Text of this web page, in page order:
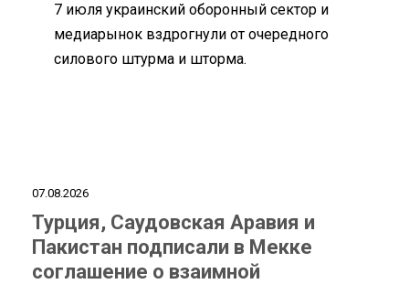
7 июля украинский оборонный сектор и
медиарынок вздрогнули от очередного
силового штурма и шторма.
07.08.2026
Турция, Саудовская Аравия и
Пакистан подписали в Мекке
соглашение о взаимной